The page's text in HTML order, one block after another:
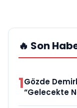
🔥 Son
1Gözde
“Gelecekte